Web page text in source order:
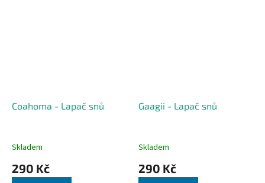
Coahoma - Lapač snů
Skladem
290 Kč
Gaagii - Lapač snů
Skladem
290 Kč